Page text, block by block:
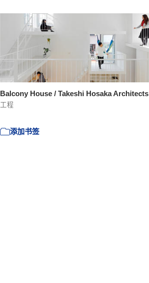
Balcony House / Takeshi Hosaka Architects
工程
添加书签